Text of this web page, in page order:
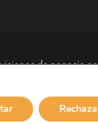
de negocio
en todo el